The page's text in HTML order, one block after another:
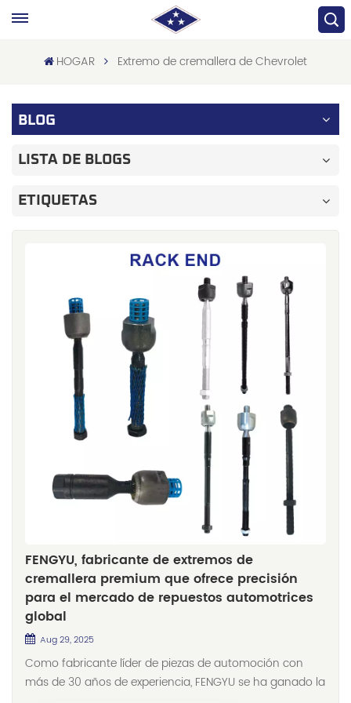
HOGAR Extremo de cremallera de Chevrolet
BLOG
LISTA DE BLOGS
ETIQUETAS
FENGYU, fabricante de extremos de
cremallera premium que ofrece precisión
para el mercado de repuestos automotrices
global
Aug 29, 2025
Como fabricante líder de piezas de automoción con
más de 30 años de experiencia, FENGYU se ha ganado la